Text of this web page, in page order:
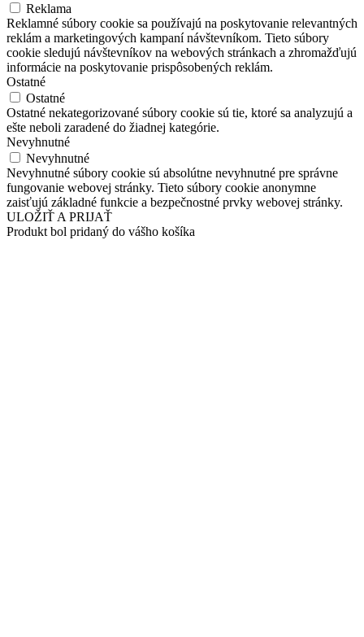
Reklama
Reklamné súbory cookie sa používajú na poskytovanie relevantných
reklám a marketingových kampaní návštevníkom. Tieto súbory
cookie sledujú návštevníkov na webových stránkach a zhromažďujú
informácie na poskytovanie prispôsobených reklám.
Ostatné
Ostatné
Ostatné nekategorizované súbory cookie sú tie, ktoré sa analyzujú a
ešte neboli zaradené do žiadnej kategórie.
Nevyhnutné
Nevyhnutné
Nevyhnutné súbory cookie sú absolútne nevyhnutné pre správne
fungovanie webovej stránky. Tieto súbory cookie anonymne
zaisťujú základné funkcie a bezpečnostné prvky webovej stránky.
ULOŽIŤ A PRIJAŤ
Produkt bol pridaný do vášho košíka